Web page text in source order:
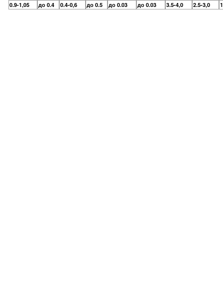
0.9-1,05
до 0.4 0.4-0,6 до 0.5 до 0.03 до 0.03 3.5-4,0 2.5-3,0